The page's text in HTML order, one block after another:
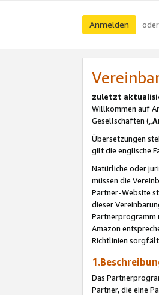
Anmelden oder
zuletzt
Willkommen auf
Gesellschaften („
Übersetzungen
gilt die englische
Natürliche oder
müssen die
Partner-Website
dieser
Partnerprogramm
Amazon
Richtlinien
Das
Partner, die eine